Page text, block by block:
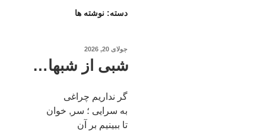
دسته: نوشته ها
نوشته‌شده
جولای 20, 2026
شبی از شبها…
گر نداریم چراغی
به سرایی ؛ سر, خوان
تا ببینیم بر آن